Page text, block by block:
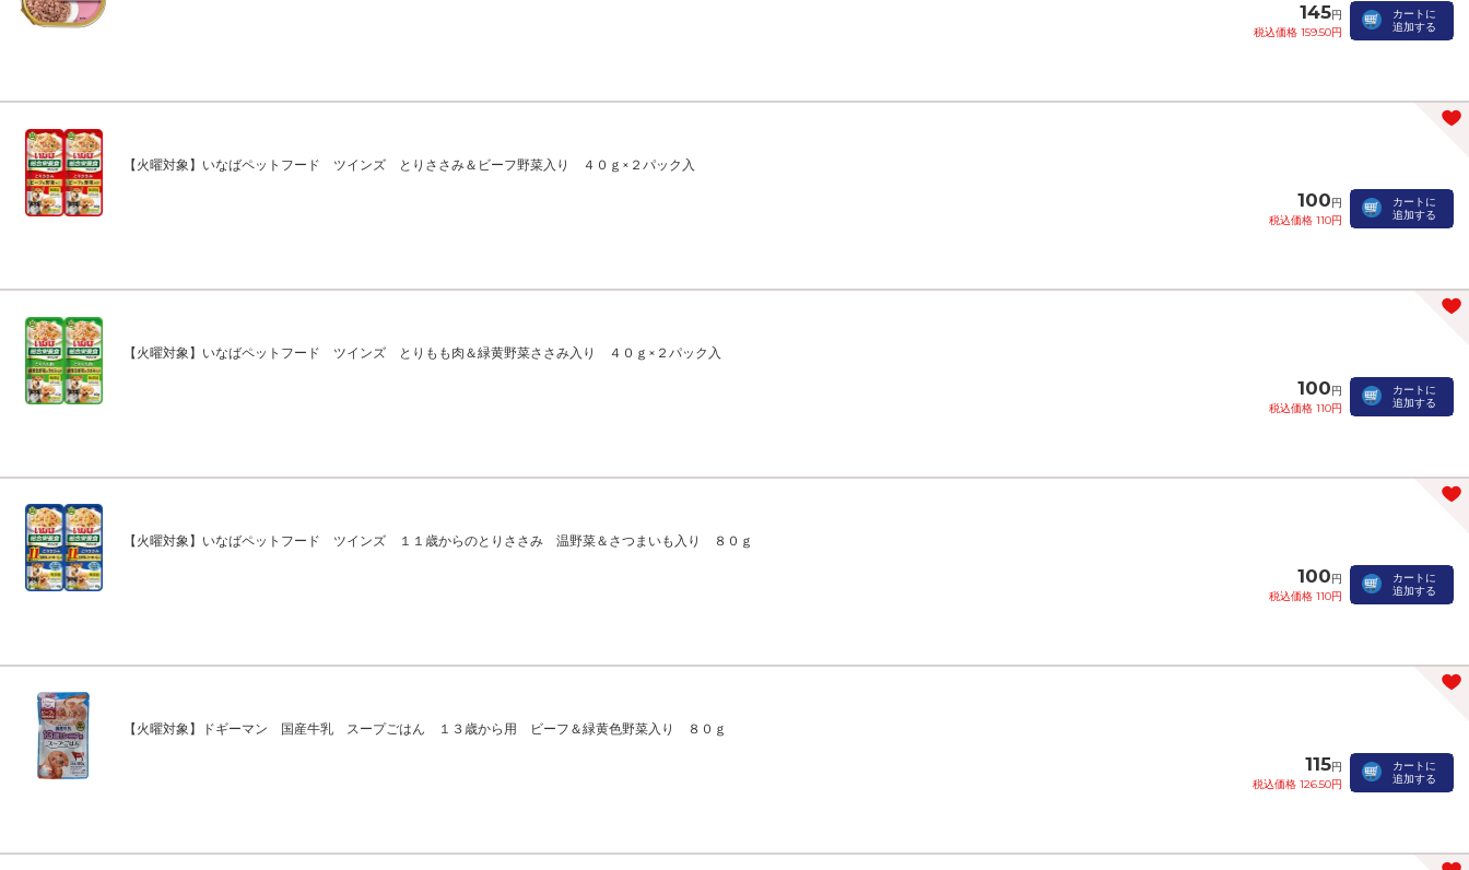
145円
税込価格 159.50円
カートに
追加する
【火曜対象】いなばペットフード ツインズ とりささみ＆ビーフ野菜入り ４０ｇ×２パック入
100円
税込価格 110円
カートに
追加する
【火曜対象】いなばペットフード ツインズ とりもも肉＆緑黄野菜ささみ入り ４０ｇ×２パック入
100円
税込価格 110円
カートに
追加する
【火曜対象】いなばペットフード ツインズ １１歳からのとりささみ 温野菜＆さつまいも入り ８０ｇ
100円
税込価格 110円
カートに
追加する
【火曜対象】ドギーマン 国産牛乳 スープごはん １３歳から用 ビーフ＆緑黄色野菜入り ８０ｇ
115円
税込価格 126.50円
カートに
追加する